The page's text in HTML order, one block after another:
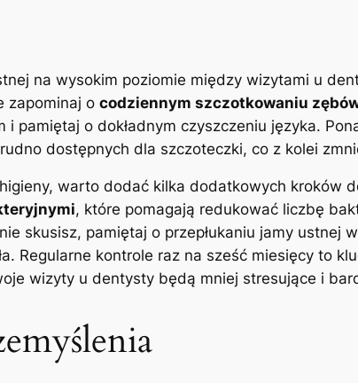
na wysokim⁢ poziomie​ między wizytami‍ u​
‌zapominaj o codziennym szczotkowaniu⁤
i⁢ pamiętaj o dokładnym czyszczeniu języka.
dostępnych⁢ dla szczoteczki,⁢ co z‍ kolei
warto dodać kilka dodatkowych kroków
, ​które pomagają ‌redukować‍ liczbę⁣
skusisz, pamiętaj ​o przepłukaniu jamy ⁤ustnej
Regularne kontrole raz na sześć miesięcy to⁣
wizyty u dentysty będą mniej stresujące i